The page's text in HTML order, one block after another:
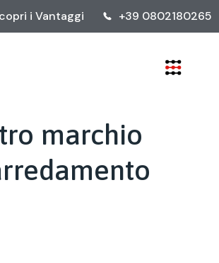
i Vantaggi +39 0802180265
marchio